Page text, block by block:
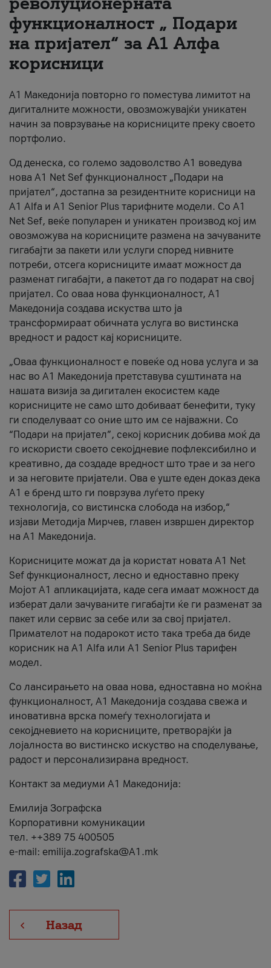
За нас
#ПодобарОнлајн
функционалност „ Подари
на пријател“ за А1 Алфа
корисници
А1 Македонија повторно го поместува лимитот на
дигиталните можности, овозможувајќи уникатен
начин за поврзување на корисниците преку своето
портфолио.
Од денеска, со големо задоволство А1 воведува
нова A1 Net Sef функционалност „Подари на
пријател“, достапна за резидентните корисници на
А1 Alfa и A1 Senior Plus тарифните модели. Со A1
Net Sef, веќе популарен и уникатен производ кој им
овозможува на корисниците размена на зачуваните
гигабајти за пакети или услуги според нивните
потреби, отсега корисниците имаат можност да
разменат гигабајти, а пакетот да го подарат на свој
пријател. Со оваа нова функционалност, А1
Македонија создава искуства што ја
трансформираат обичната услуга во вистинска
вредност и радост кај корисниците.
„Оваа функционалност е повеќе од нова услуга и за
нас во А1 Македонија претставува суштината на
нашата визија за дигитален екосистем каде
корисниците не само што добиваат бенефити, туку
ги споделуваат со оние што им се најважни. Со
“Подари на пријател”, секој корисник добива моќ да
го искористи своето секојдневие пофлексибилно и
креативно, да создаде вредност што трае и за него
и за неговите пријатели. Ова е уште еден доказ дека
А1 е бренд што ги поврзува луѓето преку
технологија, со вистинска слобода на избор,“
изјави Методија Мирчев, главен извршен директор
на А1 Македонија.
Корисниците можат да ја користат новата А1 Net
Sef функционалност, лесно и едноставно преку
Мојот А1 апликацијата, каде сега имаат можност да
изберат дали зачуваните гигабајти ќе ги разменат за
пакет или сервис за себе или за свој пријател.
Примателот на подарокот исто така треба да биде
корисник на А1 Alfa или A1 Senior Plus тарифен
модел.
Со лансирањето на оваа нова, едноставна но моќна
функционалност, А1 Македонија создава свежа и
иновативна врска помеѓу технологијата и
секојдневието на корисниците, претворајќи ја
лојалноста во вистинско искуство на споделување,
радост и персонализирана вредност.
Контакт за медиуми А1 Македонија:
Емилија Зографска
Корпоративни комуникации
тел. ++389 75 400505
e-mail: emilija.zografska@A1.mk
Назад